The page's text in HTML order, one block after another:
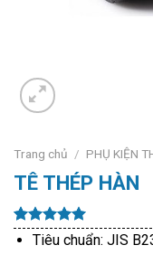
Trang chủ / PHỤ KIỆN
TÊ THÉP HÀN
5.00trên 5
dựa trên
15
Tiêu chuẩn: JIS